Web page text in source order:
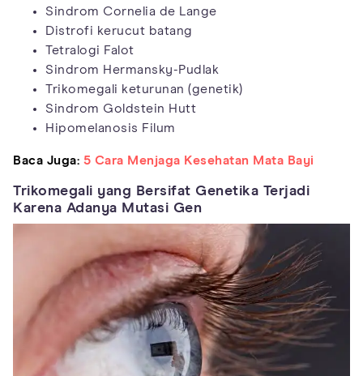
Sindrom Cornelia de Lange
Distrofi kerucut batang
Tetralogi Falot
Sindrom Hermansky-Pudlak
Trikomegali keturunan (genetik)
Sindrom Goldstein Hutt
Hipomelanosis Filum
Baca Juga: 5 Cara Menjaga Kesehatan Mata Bayi
Trikomegali yang Bersifat Genetika Terjadi
Karena Adanya Mutasi Gen